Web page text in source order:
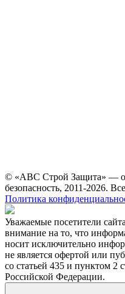
© «АВС Строй Защита» —
безопасность, 2011-2026.
Политика
Уважаемые посетители
внимание на то, что
носит исключительно
не является офертой или
со статьей 435 и пунктом 2
Российской Федерации.